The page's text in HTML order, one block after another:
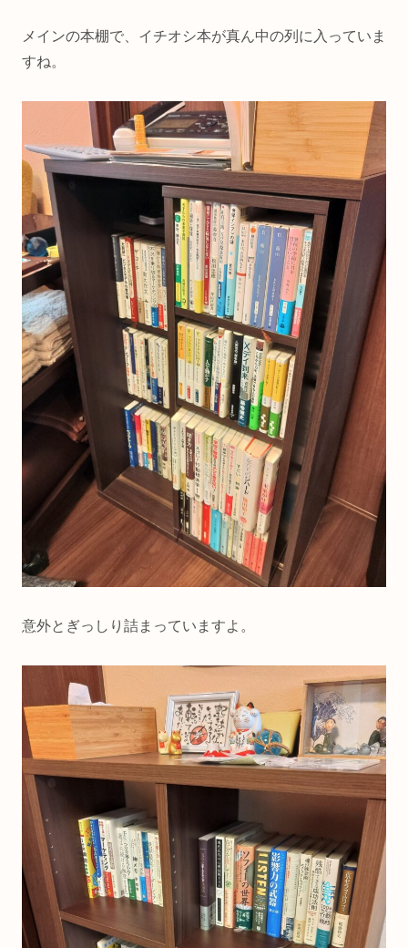
メインの本棚で、イチオシ本が真ん中の列に入っていま
すね。
意外とぎっしり詰まっていますよ。